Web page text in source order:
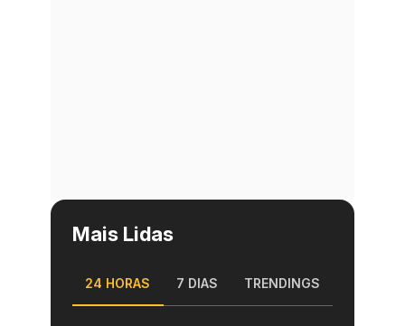
Mais Lidas
24 HORAS 7 DIAS TRENDINGS